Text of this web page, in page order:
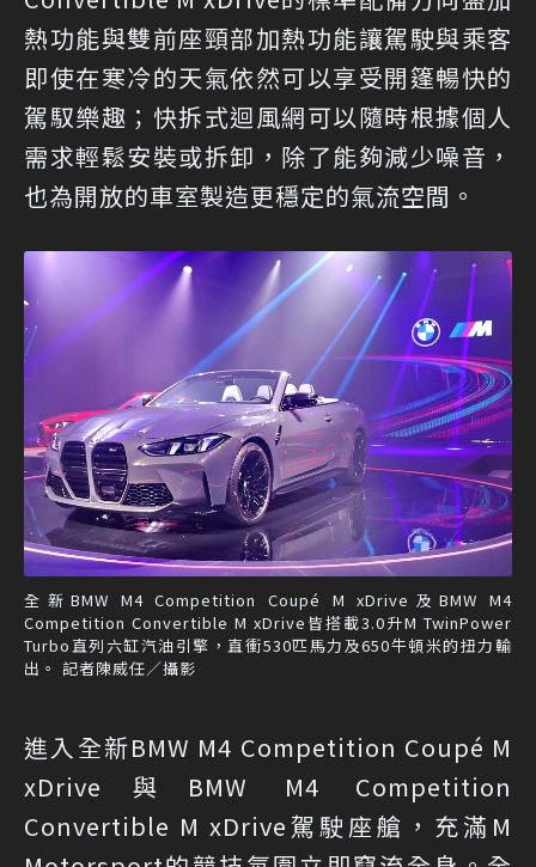
熱功能與雙前座頸部加熱功能讓駕駛與乘客
即使在寒冷的天氣依然可以享受開篷暢快的
駕馭樂趣；快拆式迴風網可以隨時根據個人
需求輕鬆安裝或拆卸，除了能夠減少噪音，
也為開放的車室製造更穩定的氣流空間。
全新BMW M4 Competition Coupé M xDrive及BMW M4
Competition Convertible M xDrive皆搭載3.0升M TwinPower
Turbo直列六缸汽油引擎，直衝530匹馬力及650牛頓米的扭力輸
出。 記者陳威任／攝影
進入全新BMW M4 Competition Coupé M
xDrive與BMW M4 Competition
Convertible M xDrive駕駛座艙，充滿M